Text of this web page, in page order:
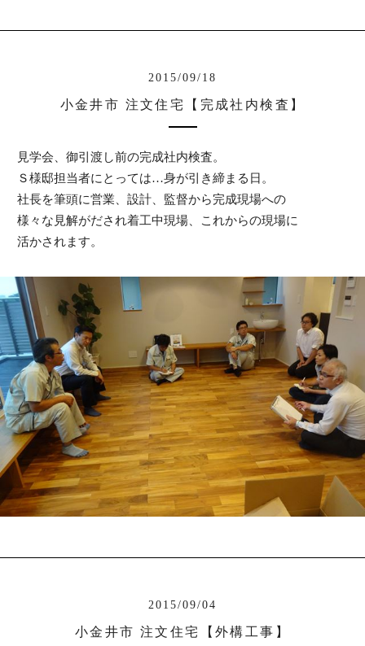
2015/09/18
小金井市 注文住宅【完成社内検査】
見学会、御引渡し前の完成社内検査。
Ｓ様邸担当者にとっては…身が引き締まる日。
社長を筆頭に営業、設計、監督から完成現場への
様々な見解がだされ着工中現場、これからの現場に
活かされます。
2015/09/04
小金井市 注文住宅【外構工事】